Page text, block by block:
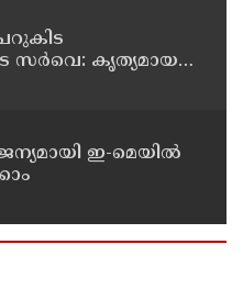
സർവെ: കൃത്യമായ
ഇ-മെയിൽ